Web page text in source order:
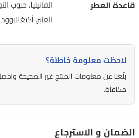
وأكيغالاوود
لترك
دافئ
وطويل
الأمد.
قاعدة العطر
الفانيليا، حبوب
العنبر، أكيغالاوود
لاحظت معلومة خاطئة؟
بلّغنا عن معلومات المنتج غير الصحيحة
مكافأة.
الضمان و الاسترجاع